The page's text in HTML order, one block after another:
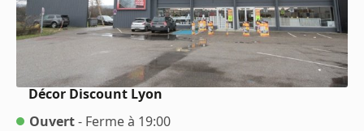
Décor Discount Lyon
Ouvert- Ferme à 19:00